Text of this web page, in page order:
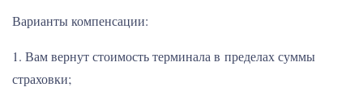
Варианты компенсации:
1. Вам вернут стоимость терминала в пределах суммы
страховки;